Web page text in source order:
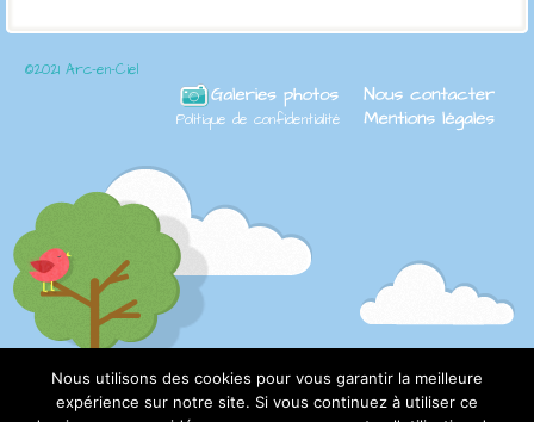
©2021 Arc-en-Ciel
Politique de confidentialité
Nous utilisons des cookies pour vous garantir la meilleure
expérience sur notre site. Si vous continuez à utiliser ce